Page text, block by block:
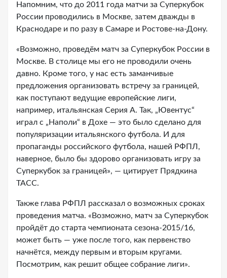
Напомним, что до 2011 года матчи за Суперкубок
России проводились в Москве, затем дважды в
Краснодаре и по разу в Самаре и Ростове-на-Дону.
«Возможно, проведём матч за Суперкубок России в
Москве. В столице мы его не проводили очень
давно. Кроме того, у нас есть заманчивые
предложения организовать встречу за границей,
как поступают ведущие европейские лиги,
например, итальянская Серия А. Так, „Ювентус“
играл с „Наполи“ в Дохе — это было сделано для
популяризации итальянского футбола. И для
пропаганды российского футбола, нашей РФПЛ,
наверное, было бы здорово организовать игру за
Суперкубок за границей», — цитирует Прядкина
ТАСС.
Также глава РФПЛ рассказал о возможных сроках
проведения матча. «Возможно, матч за Суперкубок
пройдёт до старта чемпионата сезона-2015/16,
может быть — уже после того, как первенство
начнётся, между первым и вторым кругами.
Посмотрим, как решит общее собрание лиги».